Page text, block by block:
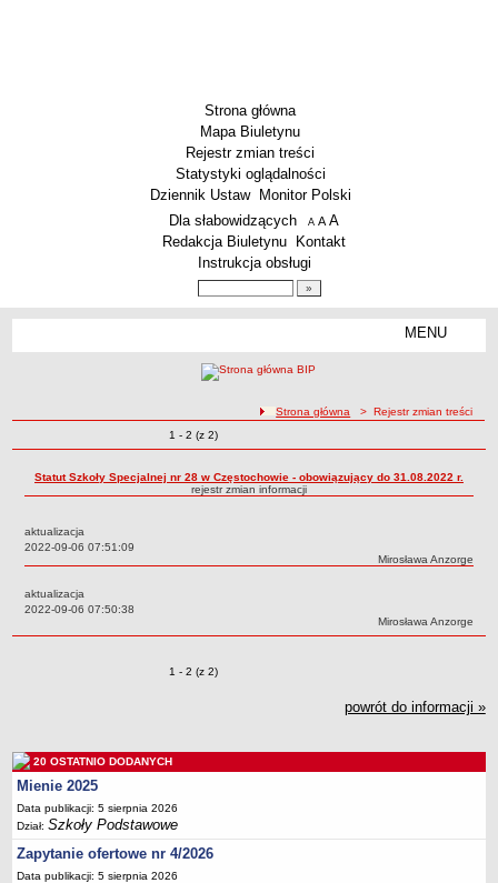
Strona główna
Mapa Biuletynu
Rejestr zmian treści
Statystyki oglądalności
Dziennik Ustaw
Monitor Polski
Menu dodatkowe
Dla słabowidzących A pomniejsz czcionkę
A standardowy rozmiar czcionki
A
Redakcja Biuletynu
Kontakt
Instrukcja obsługi
MENU
Techniczne Zakłady Naukowe
PRZEDSZKOLA
ARCHIWUM SZKÓŁ I PLACÓWEK
Zlikwidowane gimnazja
Przekształcone szkoły i placówki
Specjalny Ośrodek nr 1
Dane podstawowe
Statut
Majątek
Godziny dyżurów
Ogłoszenie
ścieżka nawigacji
Strona główna > Rejestr zmian treści
Zmiany o pozycjach
1 - 2 (z 2)
Statut Szkoły Specjalnej nr 28 w Częstochowie - obowiązujący do 31.08.2022 r.
rejestr zmian informacji
aktualizacja
Data:
2022-09-06 07:51:09
Autor:
Mirosława Anzorge
aktualizacja
Data:
2022-09-06 07:50:38
Autor:
Mirosława Anzorge
Zmiany o pozycjach
1 - 2 (z 2)
powrót do informacji »
20 OSTATNIO DODANYCH
Mienie 2025
Data publikacji: 5 sierpnia 2026
Dział:Szkoły Podstawowe
Zapytanie ofertowe nr 4/2026
Data publikacji: 5 sierpnia 2026